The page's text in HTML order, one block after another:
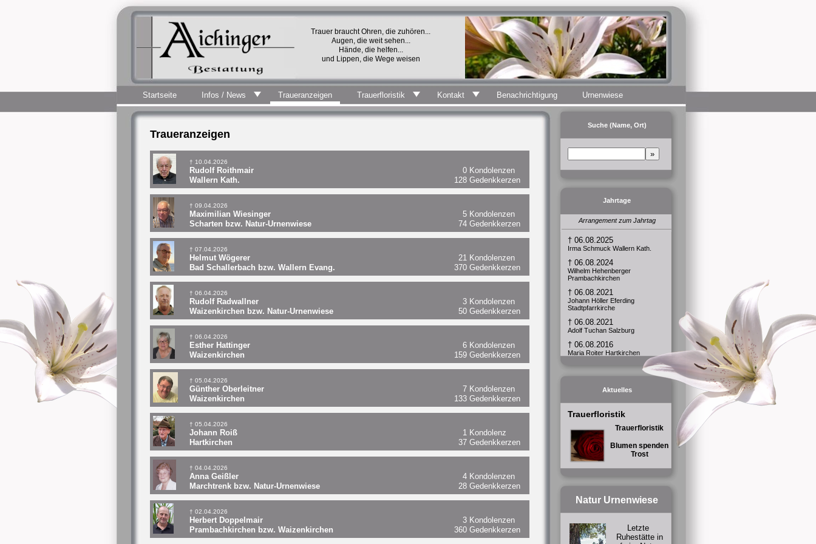
Startseite Infos / News Traueranzeigen Trauerfloristik Kontakt Benachrichtigung Urnenwiese
Traueranzeigen
† 10.04.2026
Rudolf Roithmair
Wallern Kath.
0 Kondolenzen
128 Gedenkkerzen
† 09.04.2026
Maximilian Wiesinger
Scharten bzw. Natur-Urnenwiese
5 Kondolenzen
74 Gedenkkerzen
† 07.04.2026
Helmut Wögerer
Bad Schallerbach bzw. Wallern Evang.
21 Kondolenzen
370 Gedenkkerzen
† 06.04.2026
Rudolf Radwallner
Waizenkirchen bzw. Natur-Urnenwiese
3 Kondolenzen
50 Gedenkkerzen
† 06.04.2026
Esther Hattinger
Waizenkirchen
6 Kondolenzen
159 Gedenkkerzen
† 05.04.2026
Günther Oberleitner
Waizenkirchen
7 Kondolenzen
133 Gedenkkerzen
† 05.04.2026
Johann Roiß
Hartkirchen
1 Kondolenz
37 Gedenkkerzen
† 04.04.2026
Anna Geißler
Marchtrenk bzw. Natur-Urnenwiese
4 Kondolenzen
28 Gedenkkerzen
† 02.04.2026
Herbert Doppelmair
Prambachkirchen bzw. Waizenkirchen
3 Kondolenzen
360 Gedenkkerzen
Suche (Name, Ort)
Jahrtage
Arrangement zum Jahrtag
† 06.08.2025
Irma Schmuck Wallern Kath.
† 06.08.2024
Wilhelm Hehenberger
Prambachkirchen
† 06.08.2021
Johann Höller Eferding
Stadtpfarrkirche
† 06.08.2021
Adolf Tuchan Salzburg
† 06.08.2016
Maria Roiter Hartkirchen
† 06.08.2015
Stefan Hellmayr Hartkirchen
† 06.08.2014
an der Polsenz
Aktuelles
Trauerfloristik
Trauerfloristik
Blumen spenden
Trost
Natur Urnenwiese
Letzte
Ruhestätte in
Trauer braucht Ohren, die zuhören...
Augen, die weit sehen...
Hände, die helfen...
und Lippen, die Wege weisen